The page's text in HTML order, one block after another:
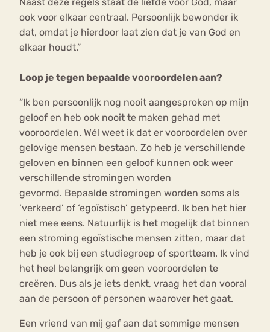
Naast deze regels staat de liefde voor God, maar
ook voor elkaar centraal. Persoonlijk bewonder ik
dat, omdat je hierdoor laat zien dat je van God en
elkaar houdt.”
Loop je tegen bepaalde vooroordelen aan?
“Ik ben persoonlijk nog nooit aangesproken op mijn
geloof en heb ook nooit te maken gehad met
vooroordelen. Wél weet ik dat er vooroordelen over
gelovige mensen bestaan. Zo heb je verschillende
geloven en binnen een geloof kunnen ook weer
verschillende stromingen worden
gevormd. Bepaalde stromingen worden soms als
‘verkeerd’ of ‘egoïstisch’ getypeerd. Ik ben het hier
niet mee eens. Natuurlijk is het mogelijk dat binnen
een stroming egoïstische mensen zitten, maar dat
heb je ook bij een studiegroep of sportteam. Ik vind
het heel belangrijk om geen vooroordelen te
creëren. Dus als je iets denkt, vraag het dan vooral
aan de persoon of personen waarover het gaat.
Een vriend van mij gaf aan dat sommige mensen